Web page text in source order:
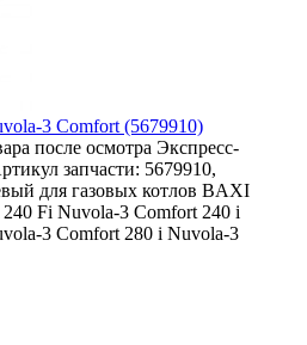
3 Comfort (5679910)
после осмотра Экспресс-
запчасти: 5679910,
для газовых котлов BAXI
Fi Nuvola-3 Comfort 240 i
3 Comfort 280 i Nuvola-3